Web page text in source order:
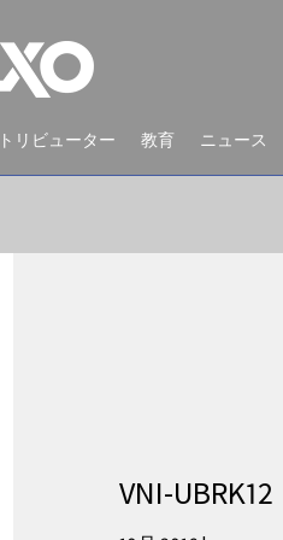
リビューター 教育 ニュース
EVENTS
VNI-UBRK12